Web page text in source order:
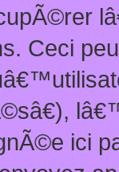
Ceci
ici